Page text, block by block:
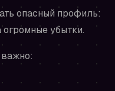
опасный профиль:
убытки.